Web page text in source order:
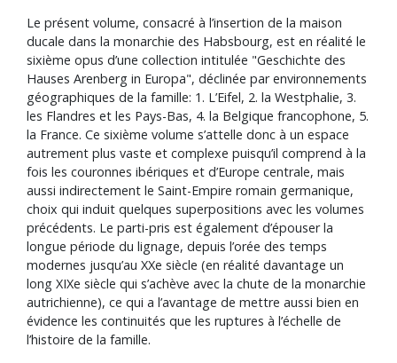
Le présent volume, consacré à l’insertion de la maison
ducale dans la monarchie des Habsbourg, est en réalité le
sixième opus d’une collection intitulée "Geschichte des
Hauses Arenberg in Europa", déclinée par environnements
géographiques de la famille: 1. L’Eifel, 2. la Westphalie, 3.
les Flandres et les Pays-Bas, 4. la Belgique francophone, 5.
la France. Ce sixième volume s’attelle donc à un espace
autrement plus vaste et complexe puisqu’il comprend à la
fois les couronnes ibériques et d’Europe centrale, mais
aussi indirectement le Saint-Empire romain germanique,
choix qui induit quelques superpositions avec les volumes
précédents. Le parti-pris est également d’épouser la
longue période du lignage, depuis l’orée des temps
modernes jusqu’au XXe siècle (en réalité davantage un
long XIXe siècle qui s’achève avec la chute de la monarchie
autrichienne), ce qui a l’avantage de mettre aussi bien en
évidence les continuités que les ruptures à l’échelle de
l’histoire de la famille.